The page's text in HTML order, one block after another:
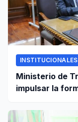
INSTITUCIONALES
Ministerio de
impulsar la